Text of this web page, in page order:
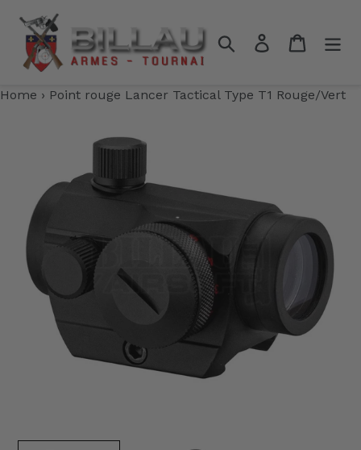
contenu
RechercherSe connecter
Panier
Home › Point rouge Lancer Tactical Type T1 Rouge/Vert